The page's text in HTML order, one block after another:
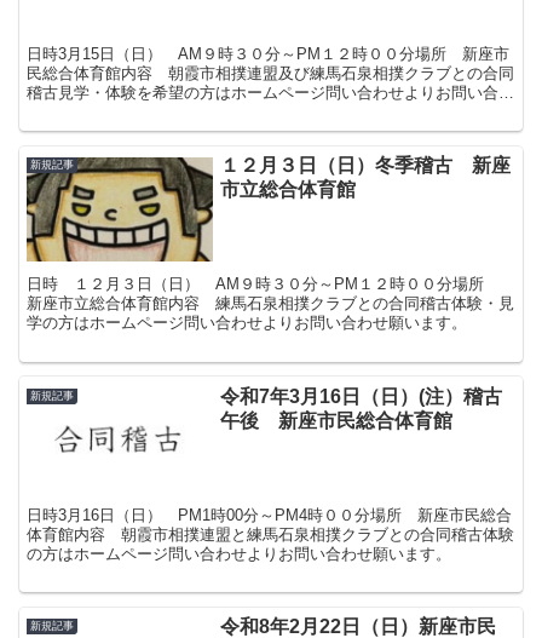
日時3月15日（日） AM９時３０分～PM１２時００分場所 新座市
民総合体育館内容 朝霞市相撲連盟及び練馬石泉相撲クラブとの合同
稽古見学・体験を希望の方はホームページ問い合わせよりお問い合わ
新規記事
１２月３日（日）冬季稽古 新座
市立総合体育館
日時 １２月３日（日） AM９時３０分～PM１２時００分場所
新座市立総合体育館内容 練馬石泉相撲クラブとの合同稽古体験・見
学の方はホームページ問い合わせよりお問い合わせ願います。
新規記事
令和7年3月16日（日）(注）稽古
午後 新座市民総合体育館
日時3月16日（日） PM1時00分～PM4時００分場所 新座市民総合
体育館内容 朝霞市相撲連盟と練馬石泉相撲クラブとの合同稽古体験
の方はホームページ問い合わせよりお問い合わせ願います。
新規記事
令和8年2月22日（日）新座市民